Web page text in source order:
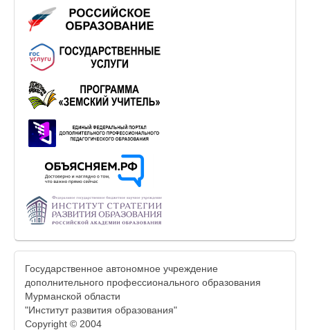
Государственное автономное учреждение
дополнительного профессионального образования
Мурманской области
"Институт развития образования"
Copyright © 2004